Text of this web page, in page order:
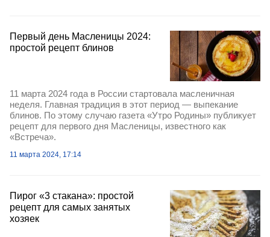
Первый день Масленицы 2024:
простой рецепт блинов
11 марта 2024 года в России стартовала масленичная
неделя. Главная традиция в этот период — выпекание
блинов. По этому случаю газета «Утро Родины» публикует
рецепт для первого дня Масленицы, известного как
«Встреча».
11 марта 2024, 17:14
Пирог «3 стакана»: простой
рецепт для самых занятых
хозяек